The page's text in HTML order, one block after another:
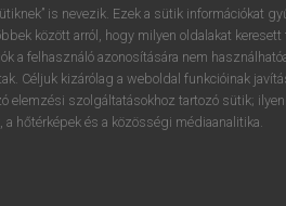
NINCS ELŐFIZETÉSED?
is nevezik. Ezek a sütik információkat
között arról, hogy milyen oldalakat keresett
a felhasználó azonosítására nem
Céljuk kizárólag a weboldal funkcióinak
elemzési szolgáltatásokhoz tartozó sütik;
hőtérképek és a közösségi médiaanalitika.
r t z u i
g h j k l é
v b n m , .